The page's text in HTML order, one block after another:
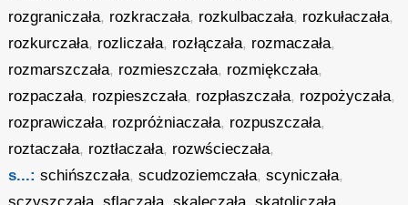
rozgraniczała, rozkraczała, rozkulbaczała, rozkułaczała,
rozkurczała, rozliczała, rozłączała, rozmaczała,
rozmarszczała, rozmieszczała, rozmiękczała,
rozpaczała, rozpieszczała, rozpłaszczała, rozpożyczała,
rozprawiczała, rozpróżniaczała, rozpuszczała,
roztaczała, roztłaczała, rozwścieczała,
s...: schińszczała,scudzoziemczała,scyniczała,